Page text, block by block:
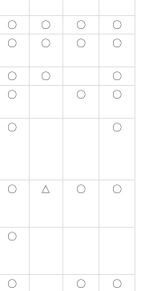
〇 〇 〇
〇
〇 〇 〇 〇
〇 〇
〇
〇 〇 〇
〇 〇
〇 △ 〇 〇
〇
〇 〇 〇